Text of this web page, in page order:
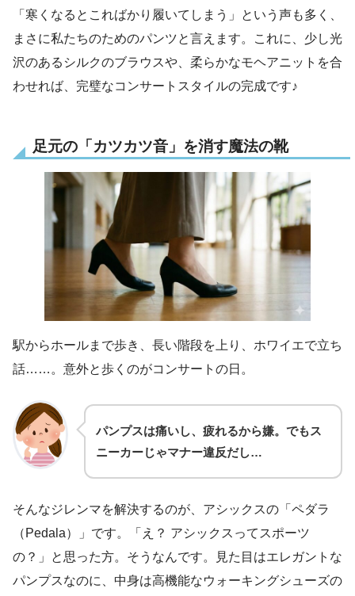
「寒くなるとこればかり履いてしまう」という声も多く、
まさに私たちのためのパンツと言えます。これに、少し光
沢のあるシルクのブラウスや、柔らかなモヘアニットを合
わせれば、完璧なコンサートスタイルの完成です♪
足元の「カツカツ音」を消す魔法の靴
駅からホールまで歩き、長い階段を上り、ホワイエで立ち
話……。意外と歩くのがコンサートの日。
パンプスは痛いし、疲れるから嫌。でもス
ニーカーじゃマナー違反だし…
そんなジレンマを解決するのが、アシックスの「ペダラ
（Pedala）」です。「え？ アシックスってスポーツ
の？」と思った方。そうなんです。見た目はエレガントな
パンプスなのに、中身は高機能なウォーキングシューズの